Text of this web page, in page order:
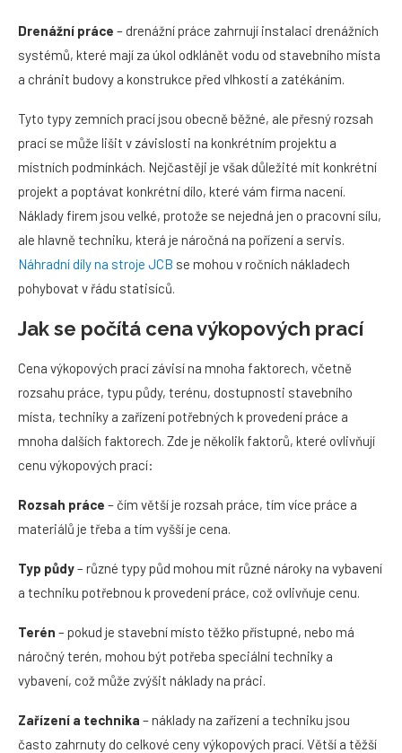
Drenážní práce – drenážní práce zahrnují instalaci drenážních
systémů, které mají za úkol odklánět vodu od stavebního místa
a chránit budovy a konstrukce před vlhkostí a zatékáním.
Tyto typy zemních prací jsou obecně běžné, ale přesný rozsah
prací se může lišit v závislosti na konkrétním projektu a
místních podmínkách. Nejčastěji je však důležité mít konkrétní
projekt a poptávat konkrétní dílo, které vám firma nacení.
Náklady firem jsou velké, protože se nejedná jen o pracovní sílu,
ale hlavně techniku, která je náročná na pořízení a servis.
Náhradní díly na stroje JCB se mohou v ročních nákladech
pohybovat v řádu statisíců.
Jak se počítá cena výkopových prací
Cena výkopových prací závisí na mnoha faktorech, včetně
rozsahu práce, typu půdy, terénu, dostupnosti stavebního
místa, techniky a zařízení potřebných k provedení práce a
mnoha dalších faktorech. Zde je několik faktorů, které ovlivňují
cenu výkopových prací:
Rozsah práce – čím větší je rozsah práce, tím více práce a
materiálů je třeba a tím vyšší je cena.
Typ půdy– různé typy půd mohou mít různé nároky na vybavení
a techniku potřebnou k provedení práce, což ovlivňuje cenu.
Terén – pokud je stavební místo těžko přístupné, nebo má
náročný terén, mohou být potřeba speciální techniky a
vybavení, což může zvýšit náklady na práci.
Zařízení a technika – náklady na zařízení a techniku jsou
často zahrnuty do celkové ceny výkopových prací. Větší a těžší